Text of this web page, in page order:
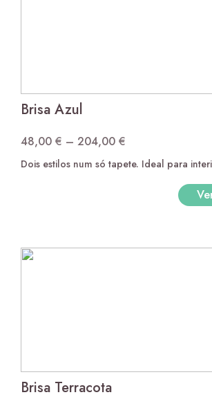
Miami Bolas
Brisa Azul
48,00 € – 204,00 €
range:
Dois estilos num só tapete. Ideal para
Brisa Terracota